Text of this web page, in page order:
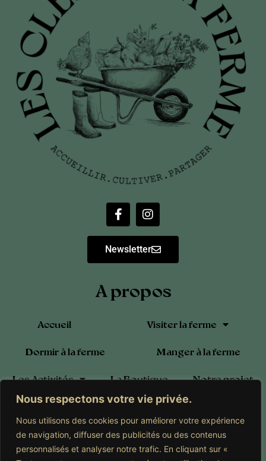
Nous respectons votre vie privée.
Nous utilisons des cookies pour améliorer votre expérience
de navigation, diffuser des publicités ou des contenus
personnalisés et analyser notre trafic. En cliquant sur «
Newsletter
A propos
Accueil Visiter la ferme
Dormir à la ferme Manger à la ferme
Les Activités La Boutique Notre projet
Blog Calendrier
Adhérer à l’Association